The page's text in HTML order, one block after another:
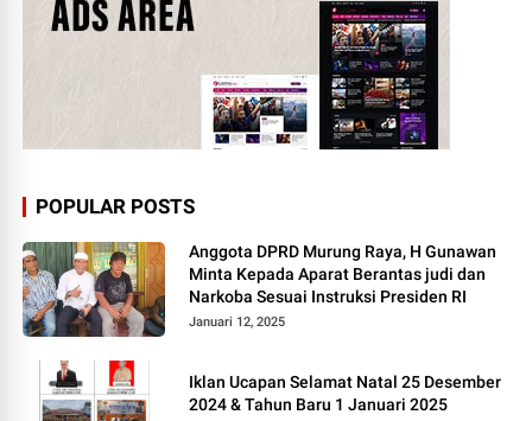
POPULAR POSTS
Anggota DPRD Murung Raya, H Gunawan
Minta Kepada Aparat Berantas judi dan
Narkoba Sesuai Instruksi Presiden RI
Januari 12, 2025
Iklan Ucapan Selamat Natal 25 Desember
2024 & Tahun Baru 1 Januari 2025